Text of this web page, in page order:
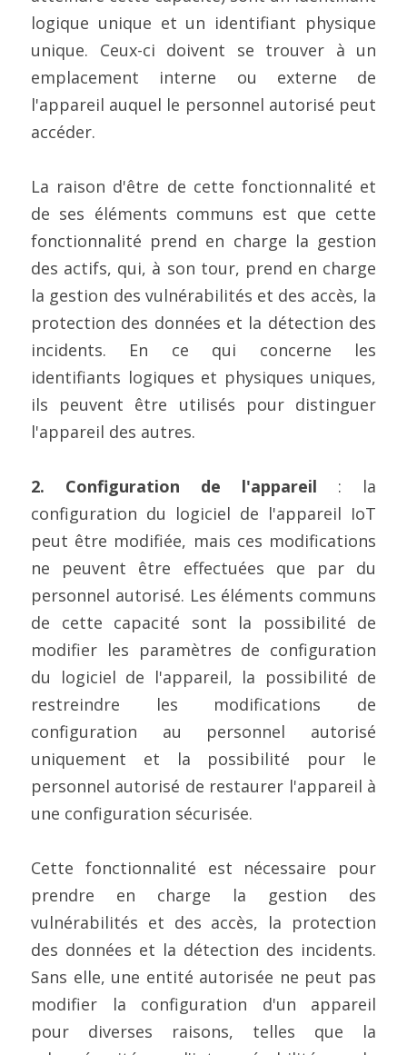
logique unique et un identifiant physique
unique. Ceux-ci doivent se trouver à un
emplacement interne ou externe de
l'appareil auquel le personnel autorisé peut
accéder.
La raison d'être de cette fonctionnalité et
de ses éléments communs est que cette
fonctionnalité prend en charge la gestion
des actifs, qui, à son tour, prend en charge
la gestion des vulnérabilités et des accès, la
protection des données et la détection des
incidents. En ce qui concerne les
identifiants logiques et physiques uniques,
ils peuvent être utilisés pour distinguer
l'appareil des autres.
2. Configuration de l'appareil : la
configuration du logiciel de l'appareil IoT
peut être modifiée, mais ces modifications
ne peuvent être effectuées que par du
personnel autorisé. Les éléments communs
de cette capacité sont la possibilité de
modifier les paramètres de configuration
du logiciel de l'appareil, la possibilité de
restreindre les modifications de
configuration au personnel autorisé
uniquement et la possibilité pour le
personnel autorisé de restaurer l'appareil à
une configuration sécurisée.
Cette fonctionnalité est nécessaire pour
prendre en charge la gestion des
vulnérabilités et des accès, la protection
des données et la détection des incidents.
Sans elle, une entité autorisée ne peut pas
modifier la configuration d'un appareil
pour diverses raisons, telles que la